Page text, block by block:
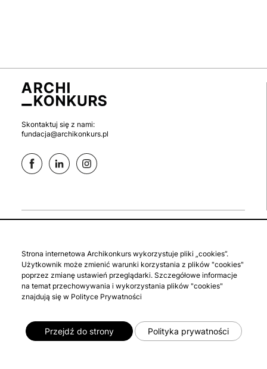
Skontaktuj się z nami:
fundacja@archikonkurs.pl
studenckie
archiwalne
o fundacji
zgłoś konkurs
polityka prywatności
regulamin
Strona internetowa Archikonkurs wykorzystuje pliki „cookies”.
Użytkownik może zmienić warunki korzystania z plików "cookies"
poprzez zmianę ustawień przeglądarki. Szczegółowe informacje
na temat przechowywania i wykorzystania plików "cookies"
znajdują się w Polityce Prywatności
Przejdź do strony Polityka prywatności